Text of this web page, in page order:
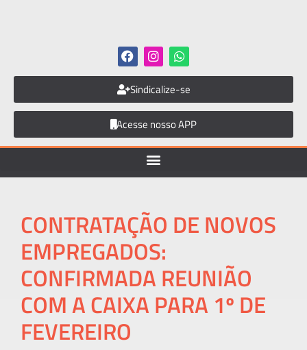
Sindicalize-se
Acesse nosso APP
CONTRATAÇÃO DE NOVOS
EMPREGADOS:
CONFIRMADA REUNIÃO
COM A CAIXA PARA 1º DE
FEVEREIRO